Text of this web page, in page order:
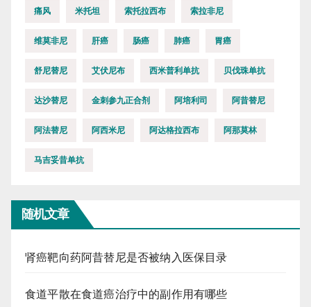
痛风 米托坦 索托拉西布 索拉非尼
维莫非尼 肝癌 肠癌 肺癌 胃癌
舒尼替尼 艾伏尼布 西米普利单抗 贝伐珠单抗
达沙替尼 金刺参九正合剂 阿培利司 阿昔替尼
阿法替尼 阿西米尼 阿达格拉西布 阿那莫林
马吉妥昔单抗
随机文章
肾癌靶向药阿昔替尼是否被纳入医保目录
食道平散在食道癌治疗中的副作用有哪些